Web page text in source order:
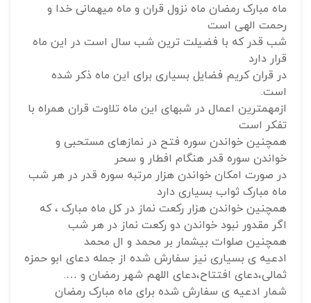
ماه مبارک رمضان ماه نزول قران و ماه میهمانی خدا و
رحمت الهی است
شب قدر که با فضیلت ترین شب سال است در این ماه
قرار دارد
در قران کریم فضایل بسیاری برای این ماه ذکر شده
است.
ازمهمترین اعمال در شبهای این ماه تلاوت قران همراه با
تفکر است
همچنین خواندن سوره فتح در نمازهای مستحبی و
خواندن سوره قدر هنگام افطار و سحر
در صورت امکان خواندن هزار مرتبه سوره قدر در هر شب
ماه مبارک ثواب بسیاری دارد
همچنین خواندن هزار رکعت نماز در کل ماه مبارک ، که
اگر مقدور نبود خواندن دو رکعت نماز در هر شب
همچنین صلوات بیشمار بر محمد و ال محمد
ادعیه ی بسیاری نیز سفارش شده از جمله دعای ابو حمزه
ثمالی،دعای افتتاح،دعای اللهم شهر رمضان و ….
شمار ادعیه ی سفارش شده برای ماه مبارک رمضان